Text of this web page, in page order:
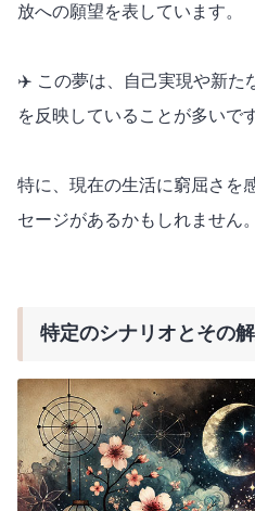
放への願望を表しています。
✈️ この夢は、自己実現や新た
を反映していることが多いです
特に、現在の生活に窮屈さを
セージがあるかもしれません。
特定のシナリオとその